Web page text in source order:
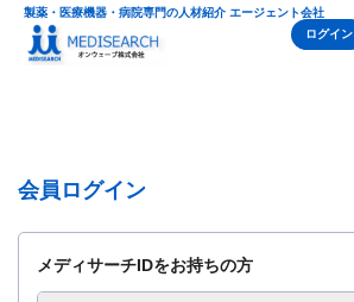
製薬・医療機器・病院専門の人材紹介 エージェント会社
ログイン
会員ログイン
メディサーチIDをお持ちの方